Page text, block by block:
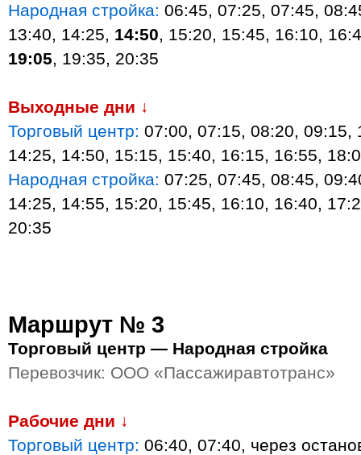
Народная стройка: 06:45, 07:25, 07:45,
13:40, 14:25, 14:50, 15:20, 15:45, 16:10,
19:05, 19:35, 20:35
Выходные дни ↓
Торговый центр: 07:00, 07:15, 08:20, 09:15,
14:25, 14:50, 15:15, 15:40, 16:15, 16:55,
Народная стройка: 07:25, 07:45, 08:45,
14:25, 14:55, 15:20, 15:45, 16:10, 16:40,
20:35
Маршрут № 3
Торговый центр — Народная стройка
Перевозчик: ООО «Пассажиравтотранс»
Рабочие дни ↓
Торговый центр: 06:40, 07:40, через